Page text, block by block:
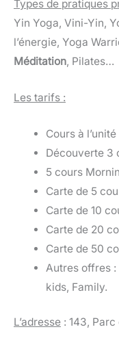
Types de pratiques
Yin Yoga, Vini-Yin,
l’énergie, Yoga
Méditation, Pilates…
Les tarifs :
Cours à l’unité
Découverte 3
5 cours
Carte de 5
Carte de 10
Carte de 20
Carte de 50
Autres offres
kids, Family.
L’adresse : 143,